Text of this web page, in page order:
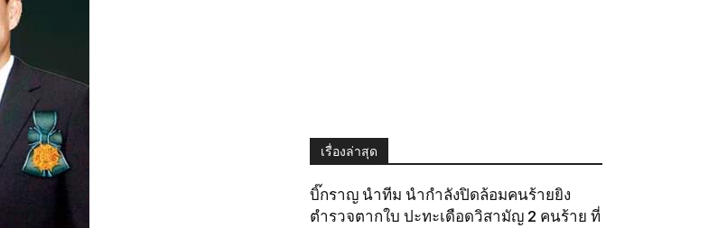
เรื่องล่าสุด
บิ๊กราญ นำทีม นำกำลังปิดล้อมคนร้ายยิง
ตำรวจตากใบ ปะทะเดือดวิสามัญ 2 คนร้าย ที่